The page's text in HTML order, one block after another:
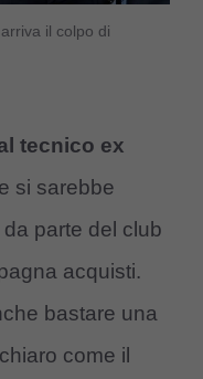
il colpo di
tecnico ex
si sarebbe
parte del club
acquisti.
bastare una
come il